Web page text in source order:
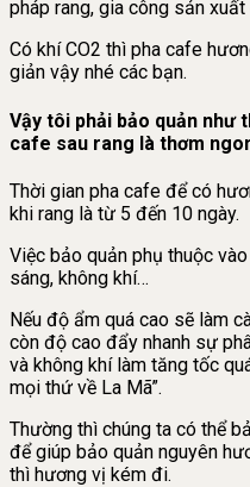
pháp rang, gia công sản
Có khí CO2 thì pha cafe
giản vậy nhé các bạn.
Vậy tôi phải bảo quản như
cafe sau rang là thơm
Thời gian pha cafe để có
khi rang là từ 5 đến 10 ngày.
Việc bảo quản phụ thuộc
sáng, không khí…
Nếu độ ẩm quá cao sẽ làm
còn độ cao đẩy nhanh sự
và không khí làm tăng tốc
mọi thứ về La Mã”.
Thường thì chúng ta có thể
để giúp bảo quản nguyên
thì hương vị kém đi.